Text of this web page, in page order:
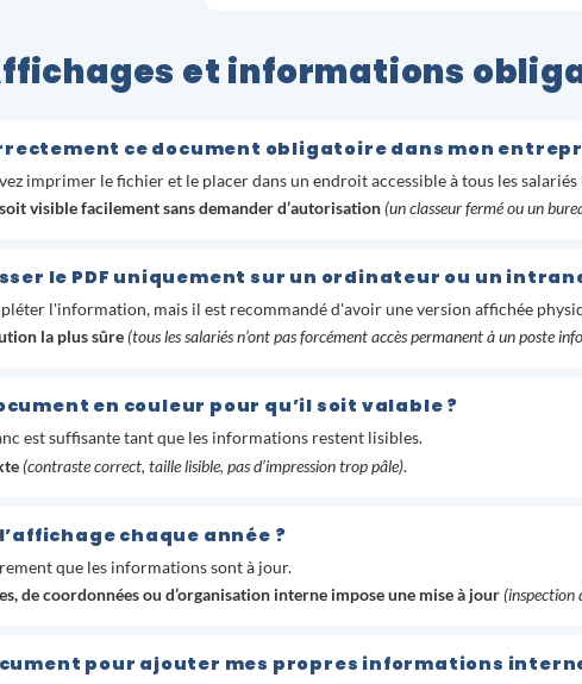
et informations
ce document obligatoire dans mon
imprimer le fichier et le placer dans un endroit accessible à tous les salariés
visible facilement sans demander d’autorisation(un classeur fermé ou un
le PDF uniquement sur un ordinateur ou un
l'information, mais il est recommandé d'avoir une version affichée
la plus sûre(tous les salariés n’ont pas forcément accès permanent à un poste
en couleur pour qu’il soit valable ?
est suffisante tant que les informations restent lisibles.
(contraste correct, taille lisible, pas d’impression trop pâle).
chaque année ?
que les informations sont à jour.
de coordonnées ou d’organisation interne impose une mise à jour(inspection
pour ajouter mes propres informations